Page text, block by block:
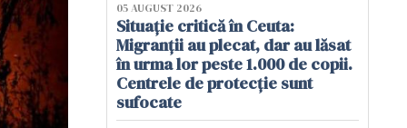
05 AUGUST 2026
Situație critică în Ceuta:
Migranții au plecat, dar au lăsat
în urma lor peste 1.000 de copii.
Centrele de protecție sunt
sufocate